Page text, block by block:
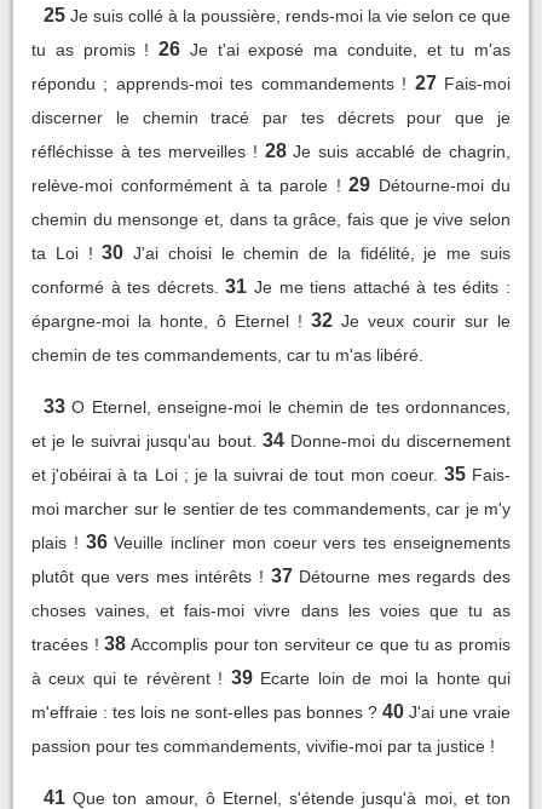
25 Je suis collé à la poussière, rends-moi la vie selon ce que
tu as promis ! 26 Je t'ai exposé ma conduite, et tu m'as
répondu ; apprends-moi tes commandements ! 27 Fais-moi
discerner le chemin tracé par tes décrets pour que je
réfléchisse à tes merveilles ! 28 Je suis accablé de chagrin,
relève-moi conformément à ta parole ! 29 Détourne-moi du
chemin du mensonge et, dans ta grâce, fais que je vive selon
ta Loi ! 30 J'ai choisi le chemin de la fidélité, je me suis
conformé à tes décrets. 31 Je me tiens attaché à tes édits :
épargne-moi la honte, ô Eternel ! 32 Je veux courir sur le
chemin de tes commandements, car tu m'as libéré.
33 O Eternel, enseigne-moi le chemin de tes ordonnances,
et je le suivrai jusqu'au bout. 34 Donne-moi du discernement
et j'obéirai à ta Loi ; je la suivrai de tout mon coeur. 35 Fais-
moi marcher sur le sentier de tes commandements, car je m'y
plais ! 36 Veuille incliner mon coeur vers tes enseignements
plutôt que vers mes intérêts ! 37 Détourne mes regards des
choses vaines, et fais-moi vivre dans les voies que tu as
tracées ! 38 Accomplis pour ton serviteur ce que tu as promis
à ceux qui te révèrent ! 39 Ecarte loin de moi la honte qui
m'effraie : tes lois ne sont-elles pas bonnes ? 40 J'ai une vraie
passion pour tes commandements, vivifie-moi par ta justice !
41 Que ton amour, ô Eternel, s'étende jusqu'à moi, et ton